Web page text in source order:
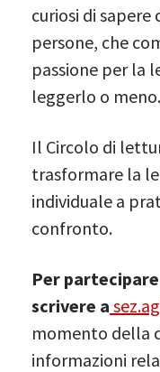
curiosi di sapere
persone, che
passione per la
leggerlo o meno.
Il Circolo di
trasformare la
individuale a
confronto.
Per
scrivere a
momento della
informazioni